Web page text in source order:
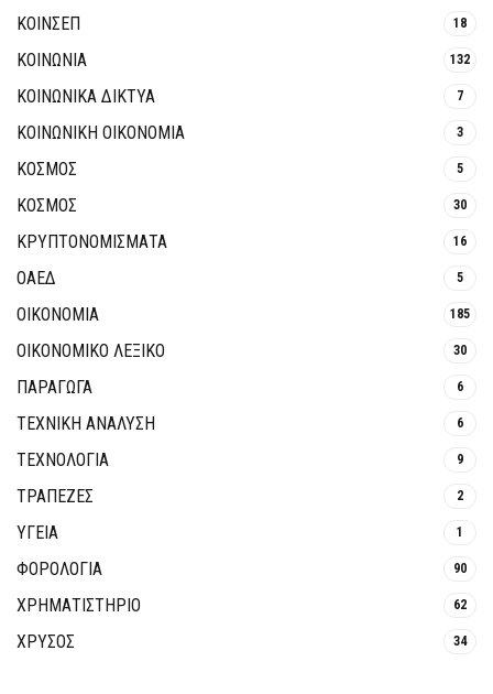
ΚΟΙΝΣΕΠ 18
ΚΟΙΝΩΝΙΑ 132
ΚΟΙΝΩΝΙΚΆ ΔΊΚΤΥΑ 7
ΚΟΙΝΩΝΙΚΉ ΟΙΚΟΝΟΜΊΑ 3
ΚΟΣΜΟΣ 5
ΚΟΣΜΟΣ 30
ΚΡΥΠΤΟΝΟΜΊΣΜΑΤΑ 16
ΟΑΕΔ 5
ΟΙΚΟΝΟΜΙΑ 185
ΟΙΚΟΝΟΜΙΚΟ ΛΕΞΙΚΟ 30
ΠΑΡΑΓΩΓΑ 6
ΤΕΧΝΙΚΗ ΑΝΑΛΥΣΗ 6
ΤΕΧΝΟΛΟΓΙΑ 9
ΤΡΆΠΕΖΕΣ 2
ΥΓΕΙΑ 1
ΦΟΡΟΛΟΓΙΑ 90
ΧΡΗΜΑΤΙΣΤΗΡΙΟ 62
ΧΡΥΣΟΣ 34